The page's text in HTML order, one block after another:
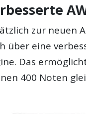
zur neuen
über eine
Das
400 Noten